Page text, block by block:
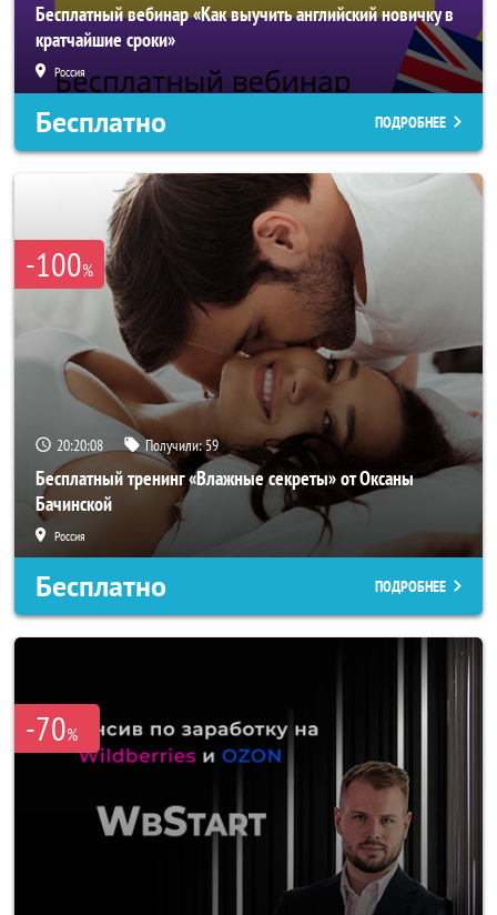
Бесплатный вебинар «Как выучить английский новичку в
кратчайшие сроки»
Россия
Бесплатно ПОДРОБНЕЕ
-100%
20:20:05 Получили:59
Бесплатный тренинг «Влажные секреты» от Оксаны
Бачинской
Россия
Бесплатно ПОДРОБНЕЕ
-70%